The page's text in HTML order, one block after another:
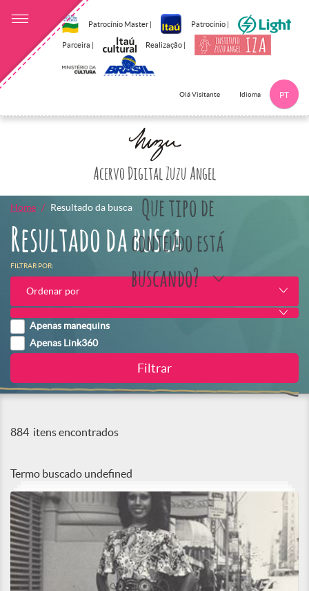
Patrocínio Master | Patrocínio |
Parceira | Realização |
Olá Visitante Idioma PT
Acervo Digital Zuzu Angel
Que tipo de
conteúdo está
buscando?
Home Resultado da busca
Resultado da busca
FILTRAR POR:
Ordenar por
Apenas manequins
Apenas Link360
884 itens encontrados
Termo buscado undefined